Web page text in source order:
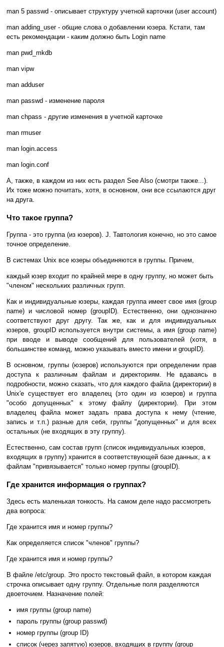
man 5 passwd - описывает структуру учетной карточки (user account)
man adding_user - общие слова о добавлении юзера. Кстати, там
есть рекомендации - каким должно быть Login name
man pwd_mkdb
man vipw
man adduser
man passwd - изменение пароля
man chpass - другие изменения в учетной карточке
man rmuser
man login.access
man login.conf
А, также, в каждом из них есть раздел See Also (смотри также...).
Их тоже можно почитать, хотя, в основном, они все ссылаются друг
на друга.
Что такое группа?
Группа - это группа (из юзеров). J. Тавтология конечно, но это самое
точное определение.
В системах Unix все юзеры объединяются в группы. Причем,
каждый юзер входит по крайней мере в одну группу, но может быть
"членом" нескольких различных групп.
Как и индивидуальные юзеры, каждая группа имеет свое имя (group
name) и числовой номер (groupID). Естественно, они однозначно
соответствуют друг другу. Так же, как и для индивидуальных
юзеров, groupID используется внутри системы, а имя (group name)
при вводе и выводе сообщений для пользователей (хотя, в
большинстве команд, можно указывать вместо имени и groupID).
В основном, группы (юзеров) используются при определении прав
доступа к различным файлам и директориям. Не вдаваясь в
подробности, можно сказать, что для каждого файла (директории) в
Unix'е существует его владелец (это один из юзеров) и группа
"особо допущенных" к этому файлу (директории). При этом
владелец файла может задать права доступа к нему (чтение,
запись и т.п.) разные для себя, группы "допущенных" и для всех
остальных (не входящих в эту группу).
Естественно, сам состав групп (список индивидуальных юзеров,
входящих в группу) хранится в соответствующей базе данных, а к
файлам "привязывается" только номер группы (groupID).
Где хранится информация о группах?
Здесь есть маленькая тонкость. На самом деле надо рассмотреть
два вопроса:
Где хранится имя и номер группы?
Как определяется список "членов" группы?
Где хранится имя и номер группы?
В файле /etc/group. Это просто текстовый файл, в котором каждая
строчка описывает одну группу. Отдельные поля разделяются
двоеточием. Назначение полей:
имя группы (group name)
пароль группы (group passwd)
номер группы (group ID)
список (через запятую) юзеров, входящих в группу (group